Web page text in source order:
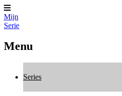
Mijn
Serie
Menu
Series